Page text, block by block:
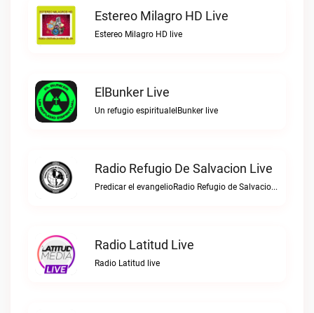
Estereo Milagro HD Live
Estereo Milagro HD live
ElBunker Live
Un refugio espiritualelBunker live
Radio Refugio De Salvacion Live
Predicar el evangelioRadio Refugio de Salvacion live
Radio Latitud Live
Radio Latitud live